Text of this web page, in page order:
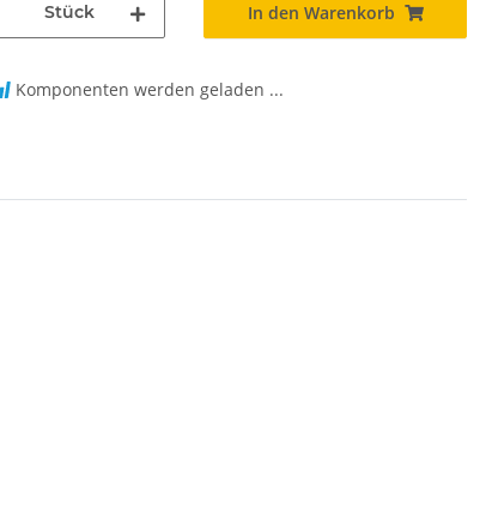
Stück In den Warenkorb
Komponenten werden geladen ...